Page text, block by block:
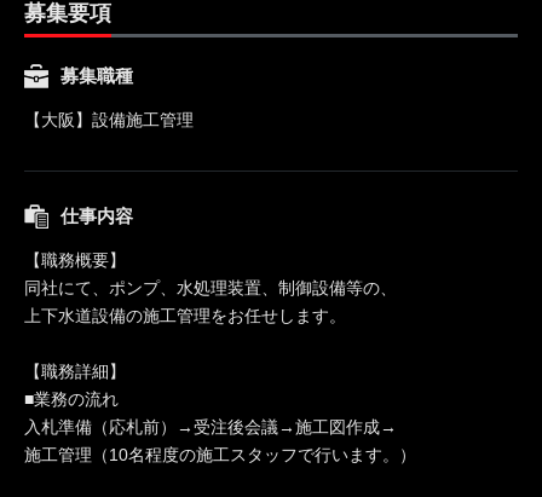
募集要項
募集職種
【大阪】設備施工管理
仕事内容
【職務概要】
同社にて、ポンプ、水処理装置、制御設備等の、
上下水道設備の施工管理をお任せします。
【職務詳細】
■業務の流れ
入札準備（応札前）→受注後会議→施工図作成→
施工管理（10名程度の施工スタッフで行います。）